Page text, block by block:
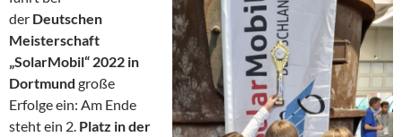
der Deutschen
Meisterschaft
„SolarMobil“ 2022 in
Dortmund große
Erfolge ein: Am Ende
steht ein 2. Platz in der